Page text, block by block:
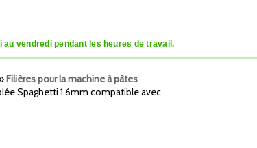
vendredi pendant les heures de travail.
Filières pour la machine à pâtes
Spaghetti 1.6mm compatible avec